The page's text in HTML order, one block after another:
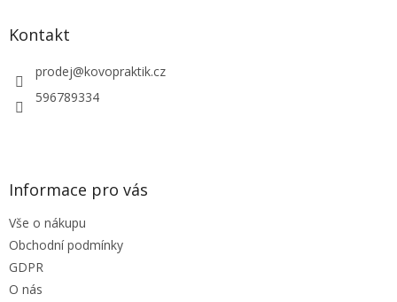
Kontakt
prodej@kovopraktik.cz
596789334
Informace pro vás
Vše o nákupu
Obchodní podmínky
GDPR
O nás